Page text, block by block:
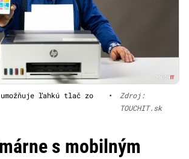
umožňuje ľahkú tlač zo
•
Zdroj:
TOUCHIT.sk
s mobilným